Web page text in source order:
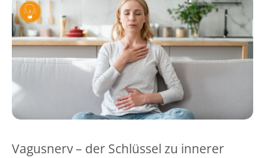
Vagusnerv – der Schlüssel zu innerer